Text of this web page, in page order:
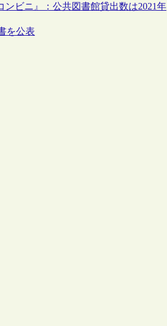
ビニ』：公共図書館貸出数は2021年
を公表